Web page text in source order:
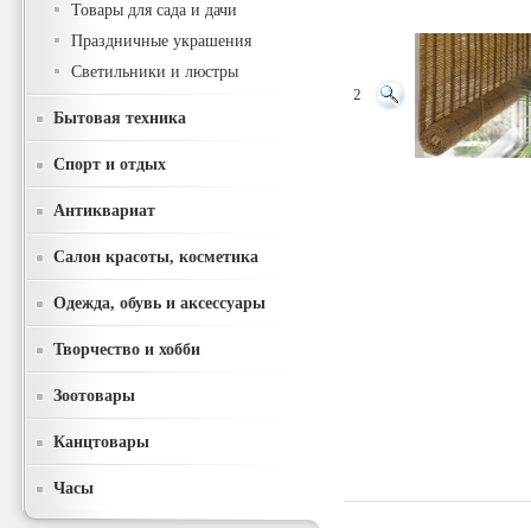
Товары для сада и дачи
Праздничные украшения
Светильники и люстры
Бытовая техника
Спорт и отдых
Антиквариат
Салон красоты, косметика
Одежда, обувь и аксессуары
Творчество и хобби
Зоотовары
Канцтовары
Часы
2